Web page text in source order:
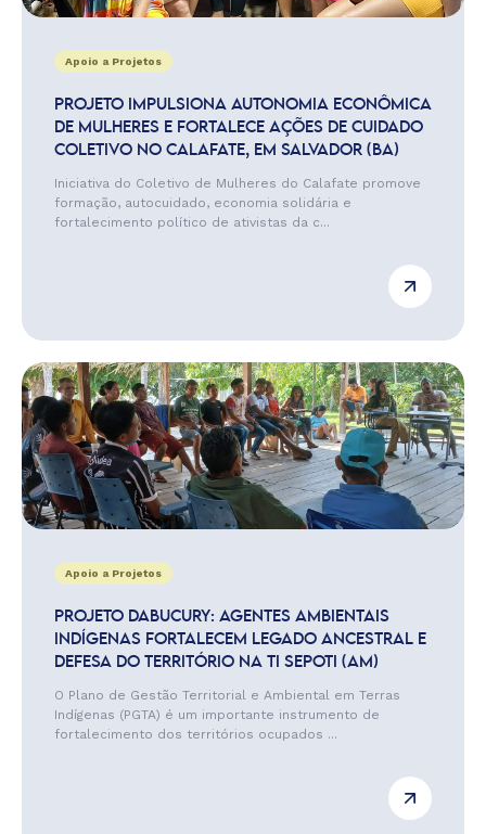
Apoio a Projetos
PROJETO IMPULSIONA AUTONOMIA ECONÔMICA
DE MULHERES E FORTALECE AÇÕES DE CUIDADO
COLETIVO NO CALAFATE, EM SALVADOR (BA)
Iniciativa do Coletivo de Mulheres do Calafate promove
formação, autocuidado, economia solidária e
fortalecimento político de ativistas da c...
Apoio a Projetos
PROJETO DABUCURY: AGENTES AMBIENTAIS
INDÍGENAS FORTALECEM LEGADO ANCESTRAL E
DEFESA DO TERRITÓRIO NA TI SEPOTI (AM)
O Plano de Gestão Territorial e Ambiental em Terras
Indígenas (PGTA) é um importante instrumento de
fortalecimento dos territórios ocupados ...